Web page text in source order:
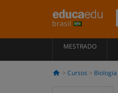
brasil
MESTRADO
Cursos Biologia